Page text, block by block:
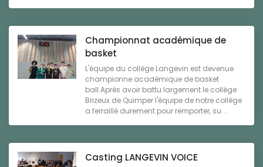
Championnat académique de
basket
L'équipe du collège Langevin est devenue
championne académique de basket
ball.Après avoir battu largement le collège
Brizeux de Quimper l'équipe de notre collège
a ferraillé durement pour remporter, su ...
Casting LANGEVIN VOICE